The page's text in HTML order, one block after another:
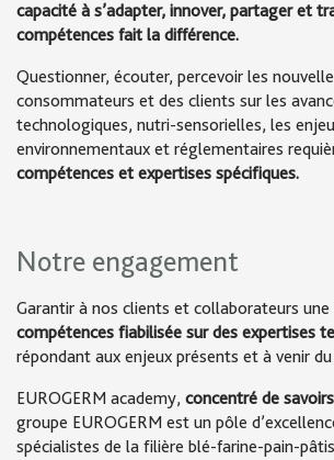
capacité à s’adapter, innover, partager et
compétences fait la différence.
Questionner, écouter, percevoir les
consommateurs et des clients sur les
technologiques, nutri-sensorielles, les
environnementaux et réglementaires
compétences et expertises spécifiques.
Notre engagement
Garantir à nos clients et collaborateurs une
compétences fiabilisée sur des expertises
répondant aux enjeux présents et à venir du
EUROGERM academy, concentré de
groupe EUROGERM est un pôle
spécialistes de la filière blé-farine-pain-